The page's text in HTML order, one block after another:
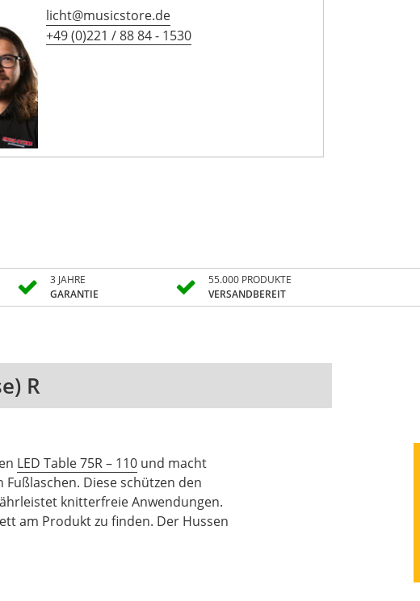
licht@musicstore.de
+49 (0)221 / 88 84 - 1530
3 JAHRE
GARANTIE
55.000 PRODUKTE
VERSANDBEREIT
R
LED Table 75R – 110 und macht
Diese schützen den
knitterfreie Anwendungen.
am Produkt zu finden. Der Hussen